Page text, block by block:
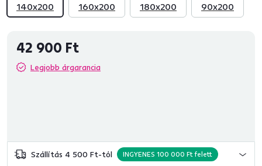
140x200 160x200 180x200 90x200
42 900 Ft
Legjobb árgarancia
Szállítás 4 500 Ft-tól INGYENES 100 000 Ft felett